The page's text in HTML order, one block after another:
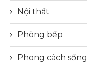
Nội thất
Phòng bếp
Phong cách sống